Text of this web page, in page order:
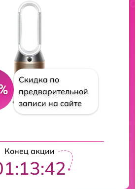
Скидка по
предварительной
записи на сайте
Конец акции